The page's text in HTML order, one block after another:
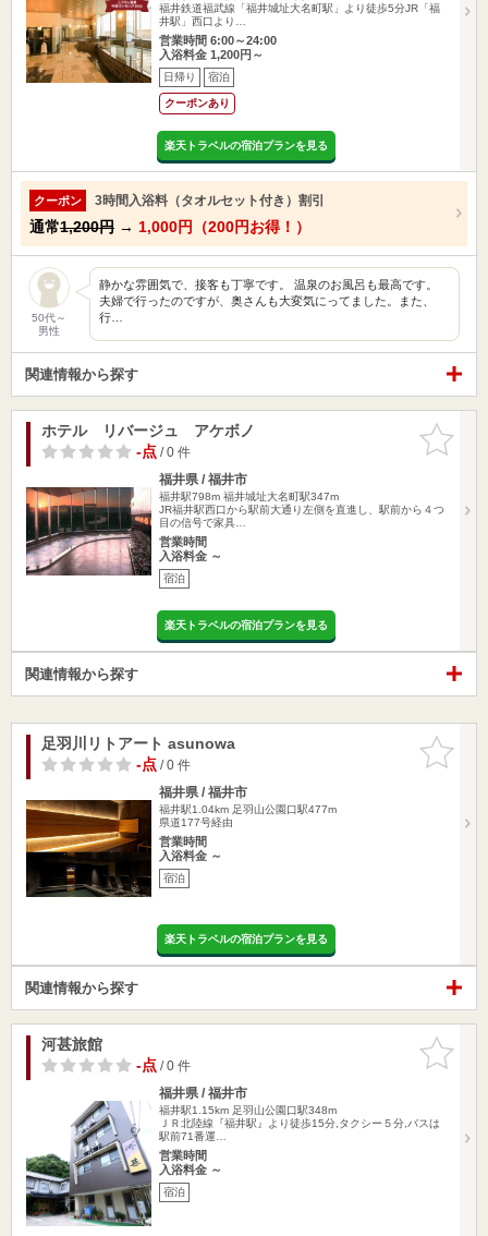
福井鉄道福武線「福井城址大名町駅」より徒歩5分JR「福
井駅」西口より…
営業時間 6:00～24:00
入浴料金 1,200円～
日帰り 宿泊
クーポンあり
楽天トラベルの宿泊プランを見る
クーポン 3時間入浴料（タオルセット付き）割引
通常1,200円 → 1,000円（200円お得！）
50代～
男性
静かな雰囲気で、接客も丁寧です。 温泉のお風呂も最高です。
夫婦で行ったのですが、奥さんも大変気にってました。また、
行…
関連情報から探す
お気に入
りに追加
ホテル リバージュ アケボノ
-点/ 0 件
福井県 / 福井市
福井駅798m 福井城址大名町駅347m
JR福井駅西口から駅前大通り左側を直進し、駅前から４つ
目の信号で家具…
営業時間
入浴料金 ～
宿泊
楽天トラベルの宿泊プランを見る
関連情報から探す
お気に入
りに追加
足羽川リトアート asunowa
-点/ 0 件
福井県 / 福井市
福井駅1.04km 足羽山公園口駅477m
県道177号経由
営業時間
入浴料金 ～
宿泊
楽天トラベルの宿泊プランを見る
関連情報から探す
お気に入
りに追加
河甚旅館
-点/ 0 件
福井県 / 福井市
福井駅1.15km 足羽山公園口駅348m
ＪＲ北陸線『福井駅』より徒歩15分,タクシー５分,バスは
駅前71番運…
営業時間
入浴料金 ～
宿泊